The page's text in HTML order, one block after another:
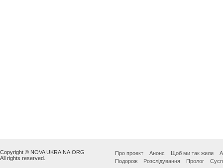
Copyright © NOVA UKRAINA.ORG
All rights reserved.
Про проект Анонс Щоб ми так жили
Подорож
Розслідування Пролог